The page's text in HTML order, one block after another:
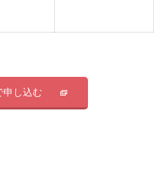
申し込む